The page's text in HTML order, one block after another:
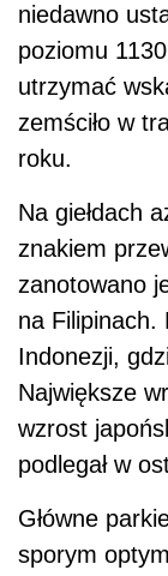
niedawno
poziomu
utrzymać
zemściło w
roku.
Na giełdach
znakiem
zanotowano
na Filipinach.
Indonezji,
Największe
wzrost
podlegał w
Główne
sporym